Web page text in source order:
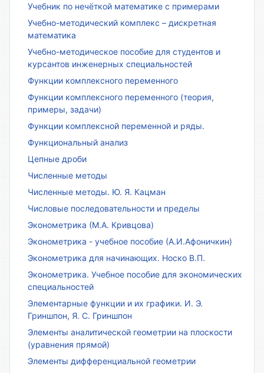
Учебник по нечёткой математике с примерами
Учебно-методический комплекс – дискретная
математика
Учебно-методическое пособие для студентов и
курсантов инженерных специальностей
Функции комплексного переменного
Функции комплексного переменного (теория,
примеры, задачи)
Функции комплексной переменной и ряды.
Функциональный анализ
Цепные дроби
Численные методы
Численные методы. Ю. Я. Кацман
Числовые последовательности и пределы
Эконометрика (М.А. Кривцова)
Эконометрика - учебное пособие (А.И.Афоничкин)
Эконометрика для начинающих. Носко В.П.
Эконометрика. Учебное пособие для экономических
специальностей
Элементарные функции и их графики. И. Э.
Гриншпон, Я. С. Гриншпон
Элементы аналитической геометрии на плоскости
(уравнения прямой)
Элементы дифференциальной геометрии